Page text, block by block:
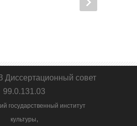
Диссертационный совет
99.0.131.03
государственный институт
культуры,